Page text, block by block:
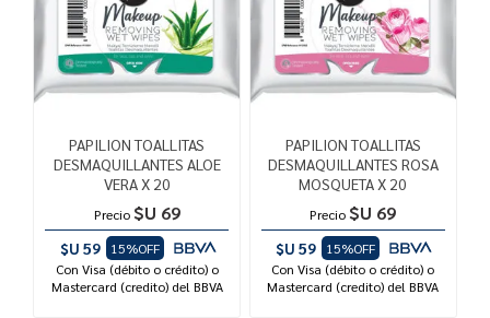
PAPILION TOALLITAS
DESMAQUILLANTES ALOE
VERA X 20
Precio $U 69
$U 59
15%OFF
Con Visa (débito o crédito) o
Mastercard (credito) del BBVA
PAPILION TOALLITAS
DESMAQUILLANTES ROSA
MOSQUETA X 20
Precio $U 69
$U 59
15%OFF
Con Visa (débito o crédito) o
Mastercard (credito) del BBVA